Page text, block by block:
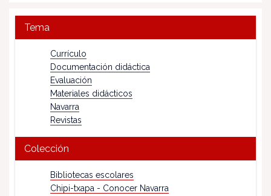
Tema
Currículo
Documentación didáctica
Evaluación
Materiales didácticos
Navarra
Revistas
Colección
Bibliotecas escolares
Chipi-txapa - Conocer Navarra